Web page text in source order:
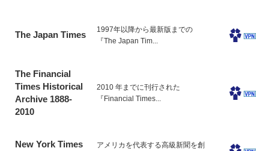
The Japan Times
1997年以降から最新版までの
『The Japan Tim...
The Financial
Times Historical
Archive 1888-
2010
2010 年までに刊行された
『Financial Times...
New York Times
アメリカを代表する高級新聞を創